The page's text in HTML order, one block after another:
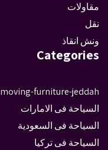
مقاولات
نقل
ونش انقاذ
Categories
moving-furniture-jeddah
السياحة فى الامارات
السياحة فى السعودية
السياحة فى تركيا